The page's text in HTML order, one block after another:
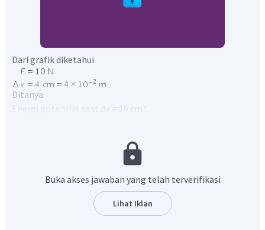
Dari grafik diketahui
Ditanya
Energi potensial saat
∆x
= 10 cm?
dibutuhkan untuk meregangkan atau menekan pegas
Dari informasi yang diberikan pada grafik bisa mencari
konstanta pegas dengan persamaan
Buka akses jawaban yang telah terverifikasi
Lihat Iklan